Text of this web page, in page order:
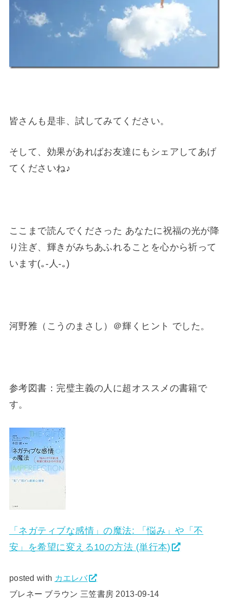
皆さんも是非、試してみてください。
そして、効果があればお友達にもシェアしてあげ
てくださいね♪
ここまで読んでくださった あなたに祝福の光が降
り注ぎ、輝きがみちあふれることを心から祈って
います(｡-人-｡)
河野雅（こうのまさし）＠輝くヒント でした。
参考図書：完璧主義の人に超オススメの書籍で
す。
「ネガティブな感情」の魔法: 「悩み」や「不
安」を希望に変える10の方法 (単行本)
posted with カエレバ
ブレネー ブラウン 三笠書房 2013-09-14